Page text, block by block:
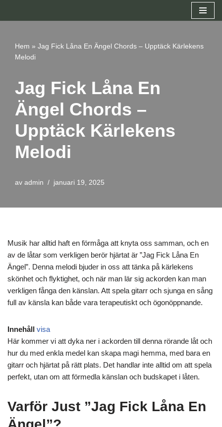
innehåll
Hem » Jag Fick Låna En Ängel Chords – Upptäck Kärlekens
Melodi
Jag Fick Låna En
Ängel Chords –
Upptäck Kärlekens
Melodi
av admin januari 19, 2025
Musik har alltid haft en förmåga att knyta oss samman, och en
av de låtar som verkligen berör hjärtat är ”Jag Fick Låna En
Ängel”. Denna melodi bjuder in oss att tänka på kärlekens
skönhet och flyktighet, och när man lär sig ackorden kan man
verkligen fånga den känslan. Att spela gitarr och sjunga en sång
full av känsla kan både vara terapeutiskt och ögonöppnande.
Innehåll visa
Här kommer vi att dyka ner i ackorden till denna rörande låt och
hur du med enkla medel kan skapa magi hemma, med bara en
gitarr och hjärtat på rätt plats. Det handlar inte alltid om att spela
perfekt, utan om att förmedla känslan och budskapet i låten.
Varför Just ”Jag Fick Låna En